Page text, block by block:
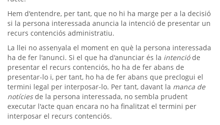
Hem d'entendre, per tant, que no hi ha marge per a la decisió
si la persona interessada anuncia la intenció de presentar un
recurs contenciós administratiu.
La llei no assenyala el moment en què la persona interessada
ha de fer l'anunci. Si el que ha d'anunciar és la intencióde
presentar el recurs contenciós, ho ha de fer abans de
presentar-lo i, per tant, ho ha de fer abans que preclogui el
termini legal per interposar-lo. Per tant, davant la manca de
notíciesde la persona interessada, no sembla prudent
executar l'acte quan encara no ha finalitzat el termini per
interposar el recurs contenciós.